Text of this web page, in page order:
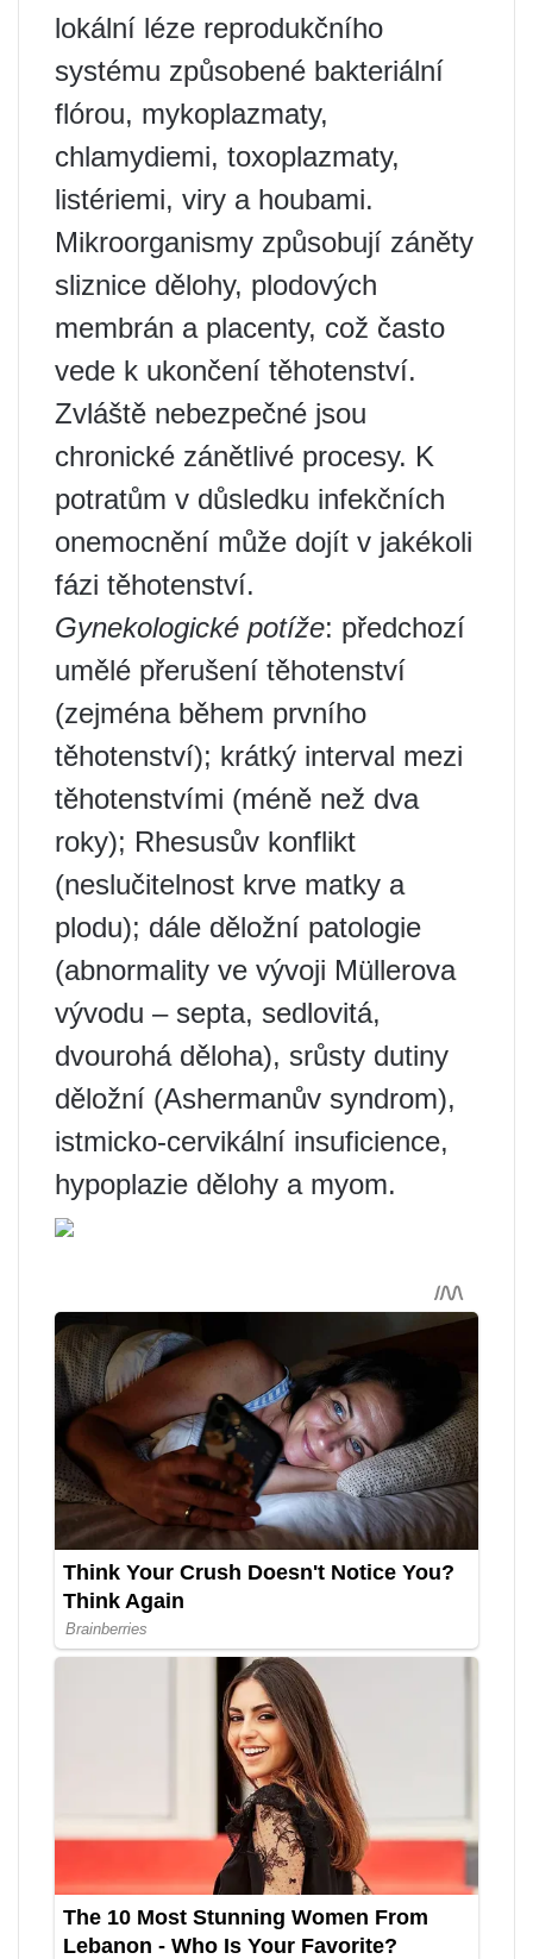
lokální léze reprodukčního
systému způsobené bakteriální
flórou, mykoplazmaty,
chlamydiemi, toxoplazmaty,
listériemi, viry a houbami.
Mikroorganismy způsobují záněty
sliznice dělohy, plodových
membrán a placenty, což často
vede k ukončení těhotenství.
Zvláště nebezpečné jsou
chronické zánětlivé procesy. K
potratům v důsledku infekčních
onemocnění může dojít v jakékoli
fázi těhotenství.
Gynekologické potíže: předchozí
umělé přerušení těhotenství
(zejména během prvního
těhotenství); krátký interval mezi
těhotenstvími (méně než dva
roky); Rhesusův konflikt
(neslučitelnost krve matky a
plodu); dále děložní patologie
(abnormality ve vývoji Müllerova
vývodu – septa, sedlovitá,
dvourohá děloha), srůsty dutiny
děložní (Ashermanův syndrom),
istmicko-cervikální insuficience,
hypoplazie dělohy a myom.